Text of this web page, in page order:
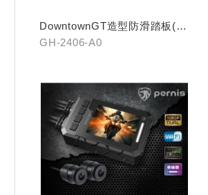
DowntownGT造型防滑踏板(中
組)
GH-2406-A0